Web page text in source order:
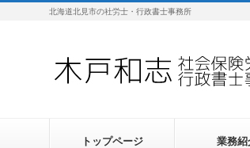
北海道北見市の社労士・行政書士事務所
トップページ 業務紹